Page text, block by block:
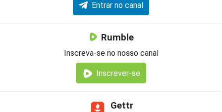
Entrar no canal
Rumble
Inscreva-se no nosso canal
Inscrever-se
Gettr